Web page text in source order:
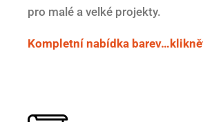
pro malé a velké projekty.
Kompletní nabídka